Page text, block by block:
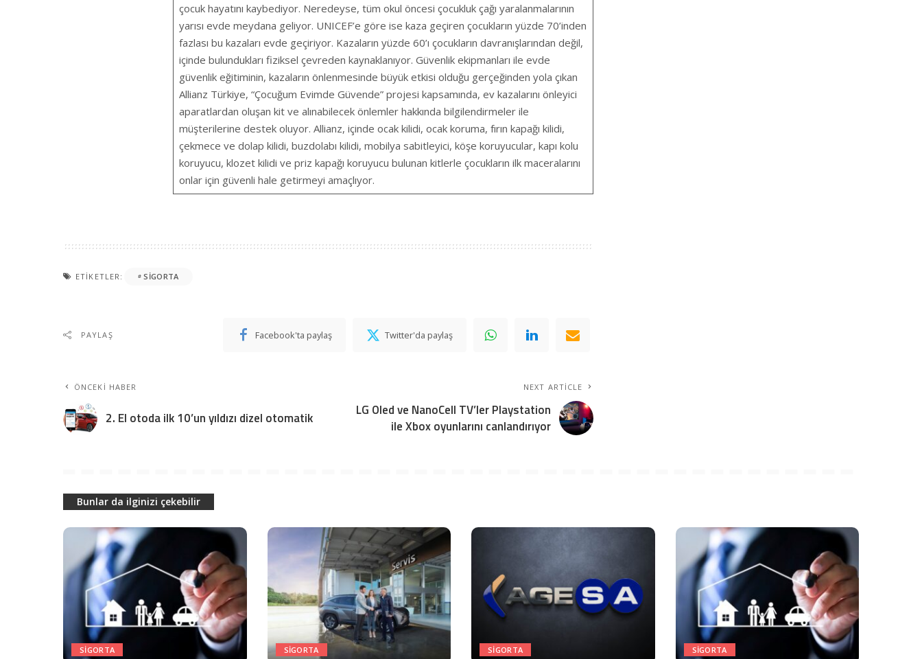
çocuk hayatını kaybediyor. Neredeyse, tüm okul öncesi çocukluk çağı yaralanmalarının
yarısı evde meydana geliyor. UNICEF’e göre ise kaza geçiren çocukların yüzde 70’inden
fazlası bu kazaları evde geçiriyor. Kazaların yüzde 60’ı çocukların davranışlarından değil,
içinde bulundukları fiziksel çevreden kaynaklanıyor. Güvenlik ekipmanları ile evde
güvenlik eğitiminin, kazaların önlenmesinde büyük etkisi olduğu gerçeğinden yola çıkan
Allianz Türkiye, “Çocuğum Evimde Güvende” projesi kapsamında, ev kazalarını önleyici
aparatlardan oluşan kit ve alınabilecek önlemler hakkında bilgilendirmeler ile
müşterilerine destek oluyor. Allianz, içinde ocak kilidi, ocak koruma, fırın kapağı kilidi,
çekmece ve dolap kilidi, buzdolabı kilidi, mobilya sabitleyici, köşe koruyucular, kapı kolu
koruyucu, klozet kilidi ve priz kapağı koruyucu bulunan kitlerle çocukların ilk maceralarını
onlar için güvenli hale getirmeyi amaçlıyor.
ETIKETLER: SIGORTA
PAYLAŞ Facebook'ta paylaş Twitter'da paylaş
ÖNCEKI HABER
2. El otoda ilk 10’un yıldızı dizel otomatik
NEXT ARTICLE
LG Oled ve NanoCell TV’ler Playstation
ile Xbox oyunlarını canlandırıyor
Bunlar da ilginizi çekebilir
SIGORTA SIGORTA SIGORTA SIGORTA